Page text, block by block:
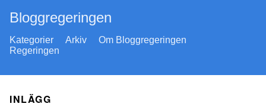
Bloggregeringen
Kategorier Arkiv
Om Bloggregeringen
Regeringen
INLÄGG